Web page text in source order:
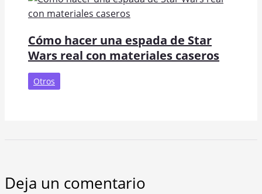
Cómo hacer una espada de Star
Wars real con materiales caseros
Otros
Deja un comentario